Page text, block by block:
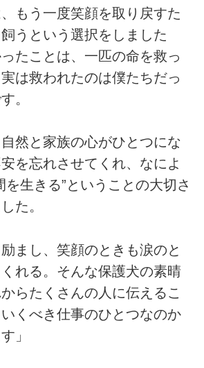
、もう一度笑顔を取り戻すた
うという選択をしました
たことは、一匹の命を救っ
は救われたのは僕たちだっ
。
然と家族の心がひとつにな
を忘れさせてくれ、なによ
を生きる”ということの大切さ
た。
まし、笑顔のときも涙のと
れる。そんな保護犬の素晴
らたくさんの人に伝えるこ
くべき仕事のひとつなのか
」